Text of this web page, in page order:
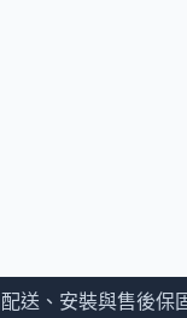
配送、安裝與售後保